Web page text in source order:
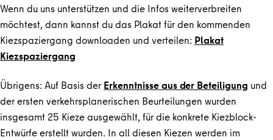
Wenn du uns unterstützen und die Infos weiterverbreiten
möchtest, dann kannst du das Plakat für den kommenden
Kiezspaziergang downloaden und verteilen: Plakat
Kiezspaziergang
Übrigens: Auf Basis derErkenntnisse aus der Beteiligung und
der ersten verkehrsplanerischen Beurteilungen wurden
insgesamt 25 Kieze ausgewählt, für die konkrete Kiezblock-
Entwürfe erstellt wurden. In all diesen Kiezen werden im